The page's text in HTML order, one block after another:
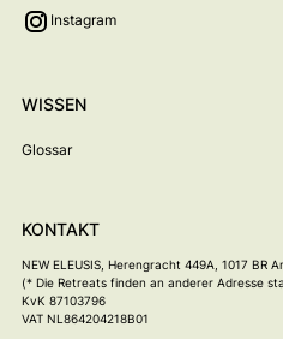
Instagram
WISSEN
Glossar
KONTAKT
NEW ELEUSIS, Herengracht 449A, 1017 BR
(* Die Retreats finden an anderer Adresse
KvK 87103796
VAT NL864204218B01